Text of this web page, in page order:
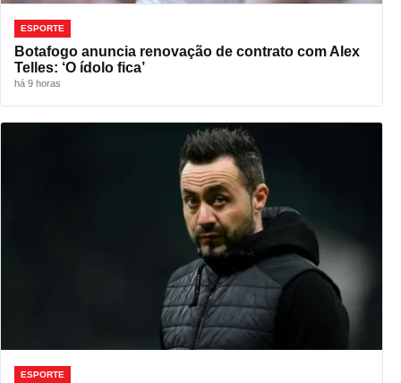
ESPORTE
Botafogo anuncia renovação de contrato com Alex
Telles: ‘O ídolo fica’
há 9 horas
ESPORTE